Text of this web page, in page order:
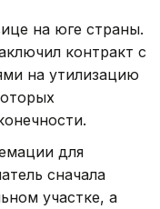
на юге страны.
контракт с
на утилизацию
для
сначала
участке, а